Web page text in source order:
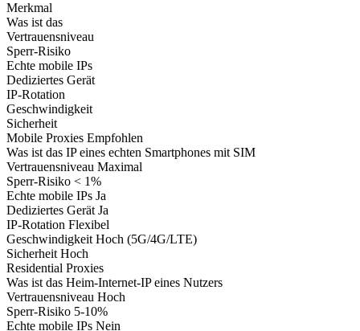
Merkmal
Was ist das
Vertrauensniveau
Sperr-Risiko
Echte mobile IPs
Dediziertes Gerät
IP-Rotation
Geschwindigkeit
Sicherheit
Mobile Proxies Empfohlen
Was ist das IP eines echten Smartphones mit SIM
Vertrauensniveau Maximal
Sperr-Risiko < 1%
Echte mobile IPs Ja
Dediziertes GerätJa
IP-Rotation Flexibel
GeschwindigkeitHoch (5G/4G/LTE)
SicherheitHoch
Residential Proxies
Was ist das Heim-Internet-IP eines Nutzers
Vertrauensniveau Hoch
Sperr-Risiko 5-10%
Echte mobile IPs Nein